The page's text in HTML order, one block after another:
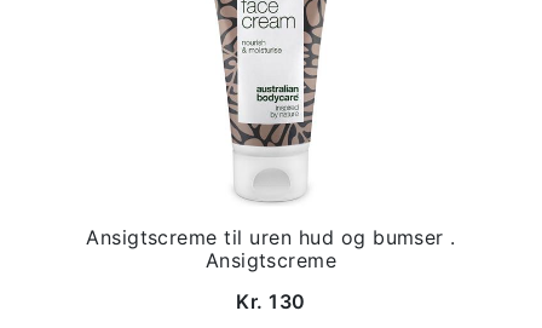
Ansigtscreme til uren hud og bumser .
Ansigtscreme
Kr. 130